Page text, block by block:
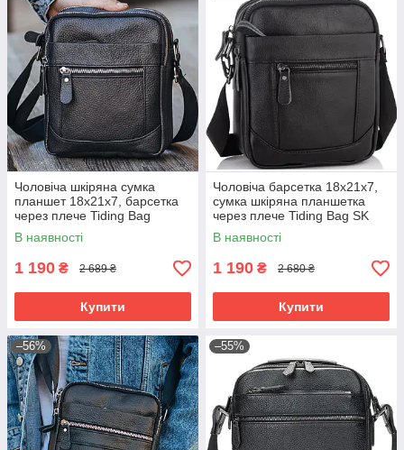
Чоловіча шкіряна сумка
планшет 18х21х7, барсетка
через плече Tiding Bag
LA3314-1BL чорна
В наявності
1 190 ₴ 2 689 ₴
Купити
Чоловіча барсетка 18х21х7,
сумка шкіряна планшетка
через плече Tiding Bag SK
N5386 чорна
В наявності
1 190 ₴ 2 680 ₴
Купити
–56% –55%